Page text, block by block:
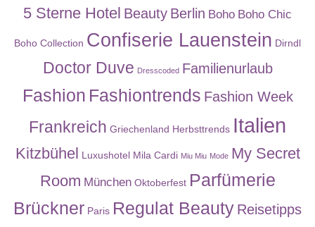
5 Sterne Hotel Beauty Berlin Boho Boho Chic
Boho Collection Confiserie Lauenstein Dirndl
Doctor Duve Dresscoded Familienurlaub
Fashion Fashiontrends Fashion Week
Frankreich Griechenland Herbsttrends Italien
Kitzbühel Luxushotel Mila Cardi Miu Miu Mode My Secret
Room München Oktoberfest Parfümerie
Brückner Paris Regulat Beauty Reisetipps